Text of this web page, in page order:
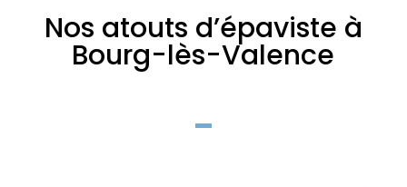
Nos atouts d’épaviste à
Bourg-lès-Valence